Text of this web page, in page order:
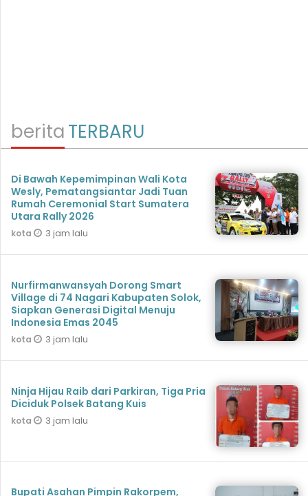
beritaTERBARU
Di Bawah Kepemimpinan Wali Kota
Wesly, Pematangsiantar Jadi Tuan
Rumah Ceremonial Start Sumatera
Utara Rally 2026
kota 3 jam lalu
Nurfirmanwansyah Dorong Smart
Village di 74 Nagari Kabupaten Solok,
Siapkan Generasi Digital Menuju
Indonesia Emas 2045
kota 3 jam lalu
Ninja Hijau Raib dari Parkiran, Tiga Pria
Diciduk Polsek Batang Kuis
kota 3 jam lalu
Bupati Asahan Pimpin Rakorpem,